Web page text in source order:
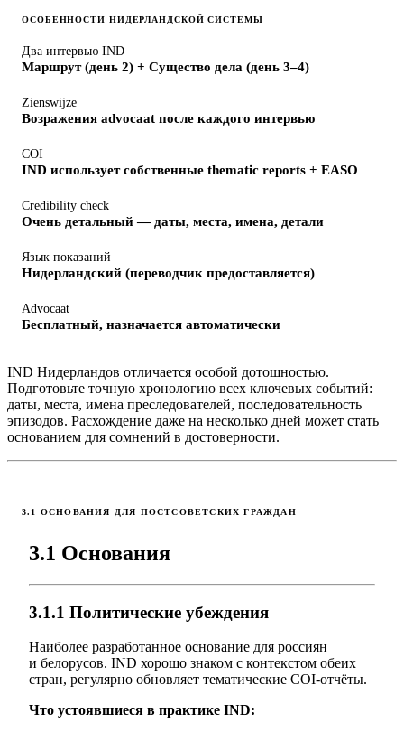
ОСОБЕННОСТИ НИДЕРЛАНДСКОЙ СИСТЕМЫ
Два интервью IND
Маршрут (день 2) + Существо дела (день 3–4)
Zienswijze
Возражения advocaat после каждого интервью
COI
IND использует собственные thematic reports + EASO
Credibility check
Очень детальный — даты, места, имена, детали
Язык показаний
Нидерландский (переводчик предоставляется)
Advocaat
Бесплатный, назначается автоматически
IND Нидерландов отличается особой дотошностью.
Подготовьте точную хронологию всех ключевых событий:
даты, места, имена преследователей, последовательность
эпизодов. Расхождение даже на несколько дней может стать
основанием для сомнений в достоверности.
3.1 ОСНОВАНИЯ ДЛЯ ПОСТСОВЕТСКИХ ГРАЖДАН
3.1 Основания
3.1.1 Политические убеждения
Наиболее разработанное основание для россиян
и белорусов. IND хорошо знаком с контекстом обеих
стран, регулярно обновляет тематические COI-отчёты.
Что устоявшиеся в практике IND: